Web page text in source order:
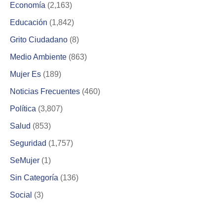
Economía (2,163)
Educación (1,842)
Grito Ciudadano (8)
Medio Ambiente (863)
Mujer Es (189)
Noticias Frecuentes (460)
Política (3,807)
Salud (853)
Seguridad (1,757)
SeMujer (1)
Sin Categoría (136)
Social (3)